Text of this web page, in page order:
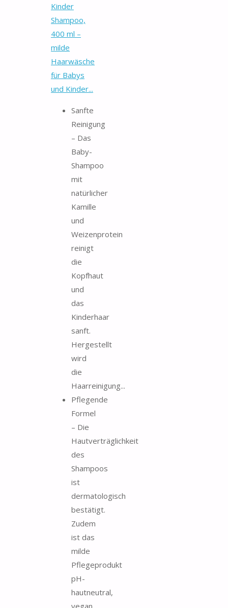
Kinder
Shampoo,
400 ml –
milde
Haarwäsche
für Babys
und Kinder...
Sanfte
Reinigung
– Das
Baby-
Shampoo
mit
natürlicher
Kamille
und
Weizenprotein
reinigt
die
Kopfhaut
und
das
Kinderhaar
sanft.
Hergestellt
wird
die
Haarreinigung...
Pflegende
Formel
– Die
Hautverträglichkeit
des
Shampoos
ist
dermatologisch
bestätigt.
Zudem
ist das
milde
Pflegeprodukt
pH-
hautneutral,
vegan